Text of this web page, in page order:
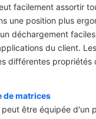
facilement assortir
une position plus
déchargement
du client.
différentes
de matrices
être équipée